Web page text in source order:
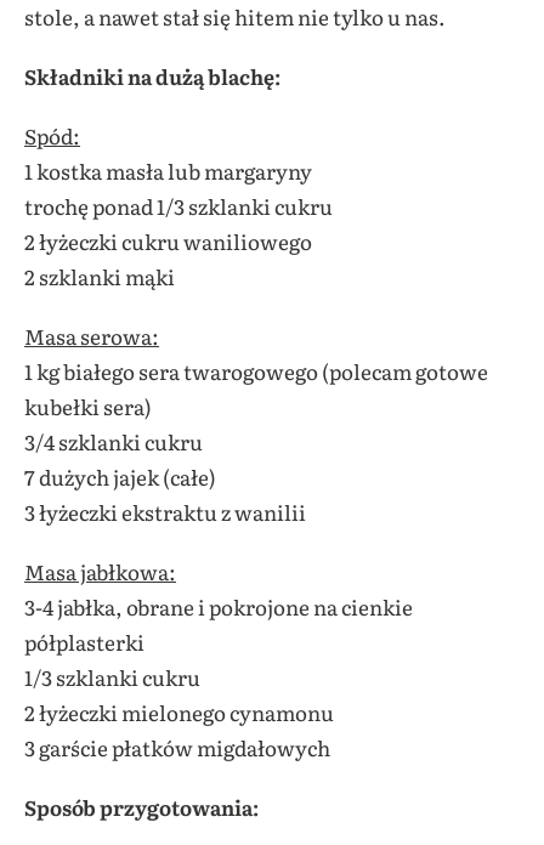
stole, a nawet stał się hitem nie tylko u nas.
Składniki na dużą blachę:
Spód:
1 kostka masła lub margaryny
trochę ponad 1/3 szklanki cukru
2 łyżeczki cukru waniliowego
2 szklanki mąki
Masa serowa:
1 kg białego sera twarogowego (polecam gotowe
kubełki sera)
3/4 szklanki cukru
7 dużych jajek (całe)
3 łyżeczki ekstraktu z wanilii
Masa jabłkowa:
3-4 jabłka, obrane i pokrojone na cienkie
półplasterki
1/3 szklanki cukru
2 łyżeczki mielonego cynamonu
3 garście płatków migdałowych
Sposób przygotowania: